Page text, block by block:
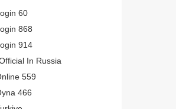
60
868
914
In Russia
559
466